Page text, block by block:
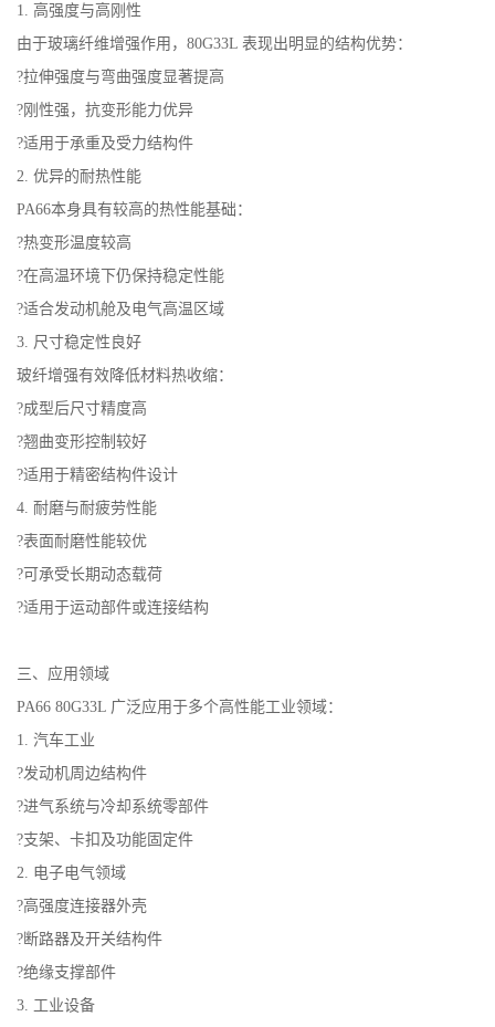
证
书
誉
联
方
式
线
留
1. 高强度与高刚性
由于玻璃纤维增强作用，80G33L 表现出明显的结构优势：
?拉伸强度与弯曲强度显著提高
?刚性强，抗变形能力优异
?适用于承重及受力结构件
2. 优异的耐热性能
PA66本身具有较高的热性能基础：
?热变形温度较高
?在高温环境下仍保持稳定性能
?适合发动机舱及电气高温区域
3. 尺寸稳定性良好
玻纤增强有效降低材料热收缩：
?成型后尺寸精度高
?翘曲变形控制较好
?适用于精密结构件设计
4. 耐磨与耐疲劳性能
?表面耐磨性能较优
?可承受长期动态载荷
?适用于运动部件或连接结构
三、应用领域
PA66 80G33L 广泛应用于多个高性能工业领域：
1. 汽车工业
?发动机周边结构件
?进气系统与冷却系统零部件
?支架、卡扣及功能固定件
2. 电子电气领域
?高强度连接器外壳
?断路器及开关结构件
?绝缘支撑部件
3. 工业设备